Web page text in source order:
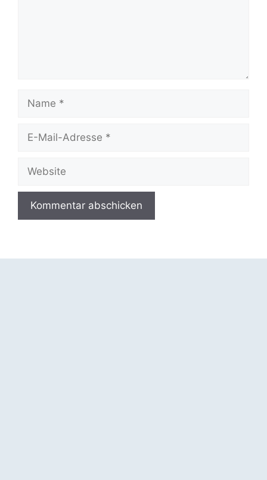
Mail-